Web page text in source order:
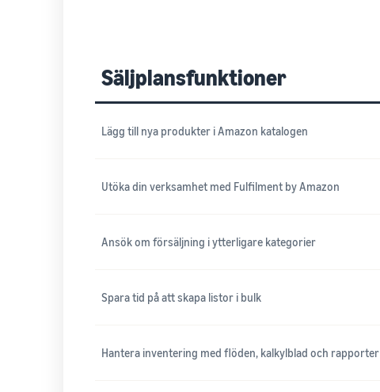
Säljplansfunktioner
Lägg till nya produkter i Amazon katalogen
Utöka din verksamhet med Fulfilment by Amazon
Ansök om försäljning i ytterligare kategorier
Spara tid på att skapa listor i bulk
Hantera inventering med flöden, kalkylblad och rapporter